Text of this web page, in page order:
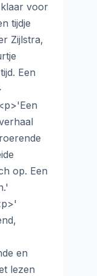
voor
tijdje
Zijlstra,
Een
op. Een
en
lezen